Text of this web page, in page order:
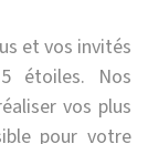
et vos invités
étoiles. Nos
vos plus
pour votre